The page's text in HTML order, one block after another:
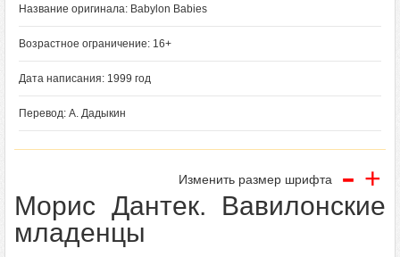
Название оригинала: Babylon Babies
Возрастное ограничение: 16+
Дата написания: 1999 год
Перевод: А. Дадыкин
Изменить размер шрифта - +
Морис Дантек. Вавилонские
младенцы